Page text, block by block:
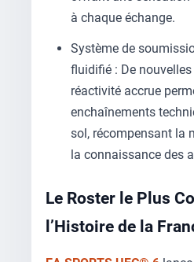
à chaque échange.
Système de
fluidifié : De
réactivité accrue
enchaînements
sol, récompensant la
la connaissance des
Le Roster le Plus
l’Histoire de la